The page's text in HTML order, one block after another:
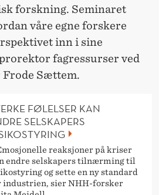
forskning. Seminaret
våre egne forskere
inn i sine
fagressurser ved
Sættem.
FØLELSER KAN
SELSKAPERS
reaksjoner på kriser
endre selskapers tilnærming til
og sette en ny standard
industrien, sier NHH-forsker